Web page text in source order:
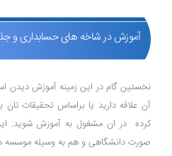
آموزش در شاخه های حسابداری و
نخستین گام در این زمینه آموزش
آن علاقه دارید یا براساس تحقیقات تان
کرده در ان مشغول به آموزش شوید.
صورت دانشگاهی و هم به وسیله موسسه